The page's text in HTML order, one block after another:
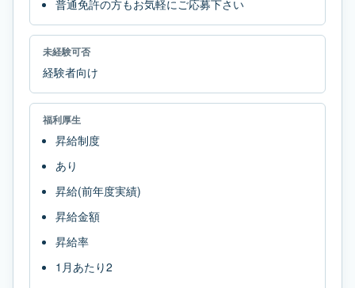
普通免許の方もお気軽にご応募下さい
未経験可否
経験者向け
福利厚生
昇給制度
あり
昇給(前年度実績)
昇給金額
昇給率
1月あたり2